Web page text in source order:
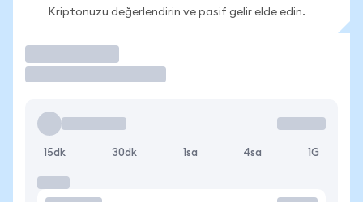
Kriptonuzu değerlendirin ve pasif gelir elde edin.
15dk 30dk 1sa 4sa 1G